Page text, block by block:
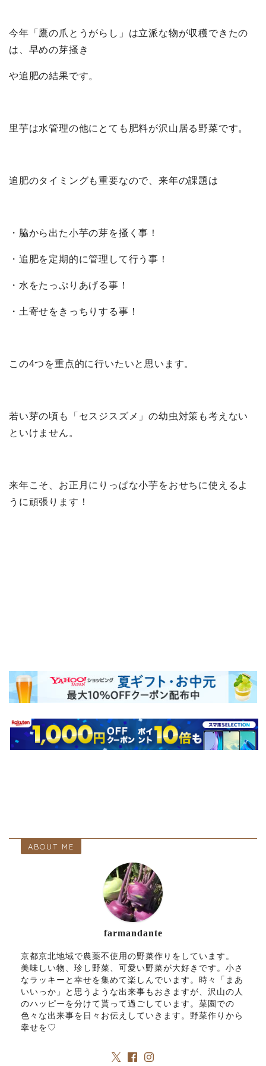
今年「鷹の爪とうがらし」は立派な物が収穫できたの
は、早めの芽掻き
や追肥の結果です。
里芋は水管理の他にとても肥料が沢山居る野菜です。
追肥のタイミングも重要なので、来年の課題は
・脇から出た小芋の芽を掻く事！
・追肥を定期的に管理して行う事！
・水をたっぷりあげる事！
・土寄せをきっちりする事！
この4つを重点的に行いたいと思います。
若い芽の頃も「セスジスズメ」の幼虫対策も考えない
といけません。
来年こそ、お正月にりっぱな小芋をおせちに使えるよ
うに頑張ります！
ABOUT ME
farmandante
京都京北地域で農薬不使用の野菜作りをしています。
美味しい物、珍し野菜、可愛い野菜が大好きです。小さ
なラッキーと幸せを集めて楽しんでいます。時々「まあ
いいっか」と思うような出来事もおきますが、沢山の人
のハッピーを分けて貰って過ごしています。菜園での
色々な出来事を日々お伝えしていきます。野菜作りから
幸せを♡